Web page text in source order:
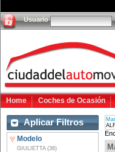
Usuario
Home Coches de Ocasión
Aplicar Filtros
Modelo
GIULIETTA (36)